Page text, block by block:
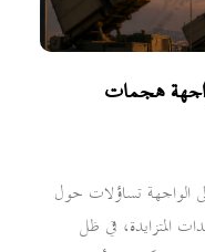
هجمات
الواجهة تساؤلات حول
المتزايدة، في ظل